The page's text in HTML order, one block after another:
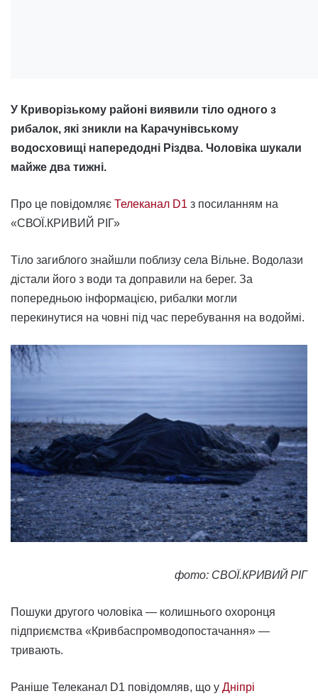
У Криворізькому районі виявили тіло одного з
рибалок, які зникли на Карачунівському
водосховищі напередодні Різдва. Чоловіка шукали
майже два тижні.
Про це повідомляє Телеканал D1 з посиланням на
«СВОЇ.КРИВИЙ РІГ»
Тіло загиблого знайшли поблизу села Вільне. Водолази
дістали його з води та доправили на берег. За
попередньою інформацією, рибалки могли
перекинутися на човні під час перебування на водоймі.
фото: СВОЇ.КРИВИЙ РІГ
Пошуки другого чоловіка — колишнього охоронця
підприємства «Кривбаспромводопостачання» —
тривають.
Раніше Телеканал D1 повідомляв, що у Дніпрі